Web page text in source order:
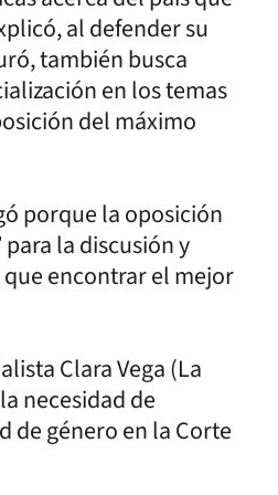
al defender su
también busca
en los temas
del máximo
porque la oposición
la discusión y
encontrar el mejor
Clara Vega (La
necesidad de
de género en la Corte